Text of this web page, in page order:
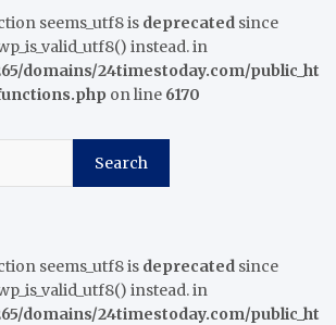
seems_utf8 is deprecated since
instead. in
domains/24timestoday.com/public_ht
on line 6170
Search
seems_utf8 is deprecated since
instead. in
domains/24timestoday.com/public_ht